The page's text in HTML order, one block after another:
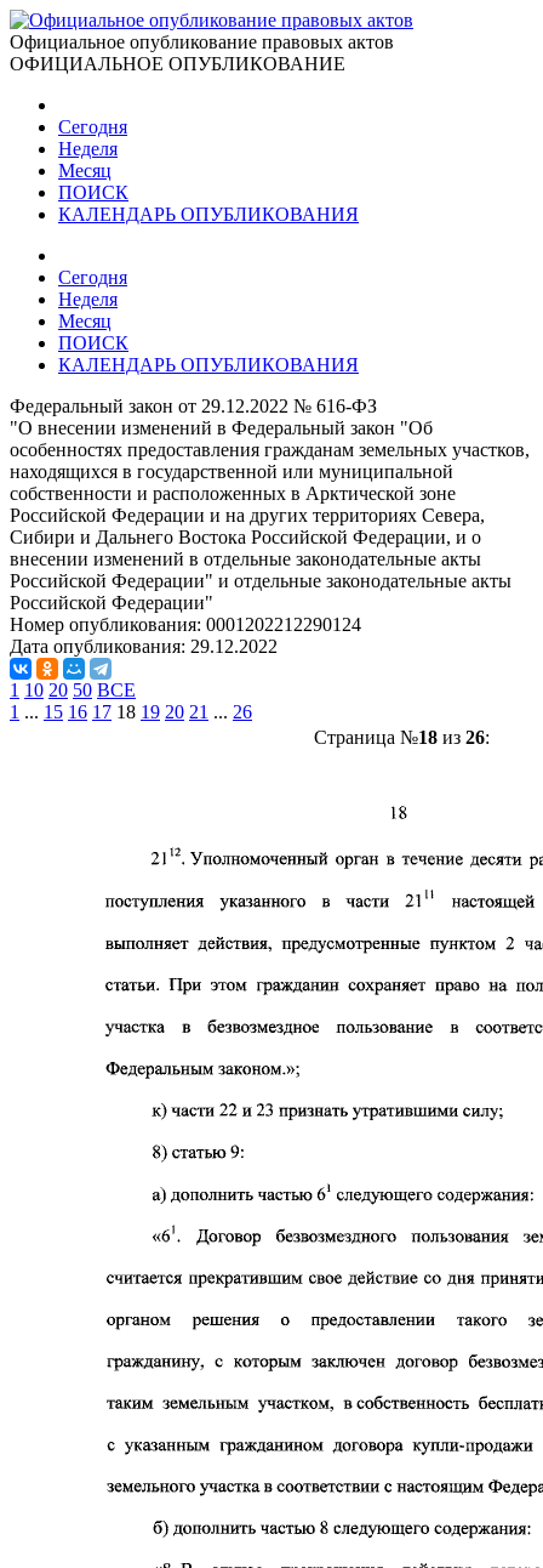
Официальное опубликование правовых актов
ОФИЦИАЛЬНОЕ ОПУБЛИКОВАНИЕ
Сегодня
Неделя
Месяц
ПОИСК
КАЛЕНДАРЬ ОПУБЛИКОВАНИЯ
Сегодня
Неделя
Месяц
ПОИСК
КАЛЕНДАРЬ ОПУБЛИКОВАНИЯ
Федеральный закон от 29.12.2022 № 616-ФЗ
"О внесении изменений в Федеральный закон "Об
особенностях предоставления гражданам земельных участков,
находящихся в государственной или муниципальной
собственности и расположенных в Арктической зоне
Российской Федерации и на других территориях Севера,
Сибири и Дальнего Востока Российской Федерации, и о
внесении изменений в отдельные законодательные акты
Российской Федерации" и отдельные законодательные акты
Российской Федерации"
Номер опубликования: 0001202212290124
Дата опубликования: 29.12.2022
1 10 20 50 ВСЕ
1 ... 15 16 17 18 19 20 21 ... 26
Страница №18из 26: